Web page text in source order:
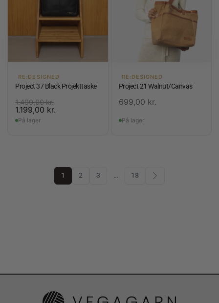
RE:DESIGNED
Project 37 Black Projekttaske
1.499,00kr.
1.199,00 kr.
På lager
RE:DESIGNED
Project 21 Walnut/Canvas
699,00 kr.
På lager
1 2 3 … 18